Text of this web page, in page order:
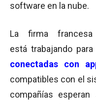
software en la nube.
La firma
está trabajando
conectadas con
compatibles con el
compañías